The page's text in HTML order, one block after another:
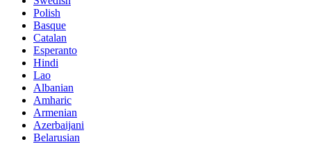
Polish
Basque
Catalan
Esperanto
Hindi
Lao
Albanian
Amharic
Armenian
Azerbaijani
Belarusian